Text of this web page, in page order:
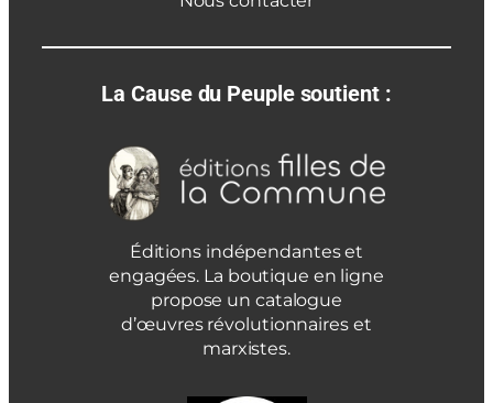
La Cause du Peuple soutient :
Éditions indépendantes et
engagées. La boutique en ligne
propose un catalogue
d’œuvres révolutionnaires et
marxistes.